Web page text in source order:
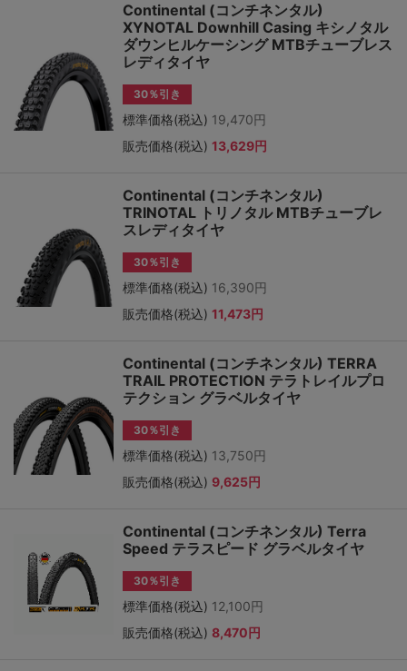
Continental (コンチネンタル)
XYNOTAL Downhill Casing キシノタル
ダウンヒルケーシング MTBチューブレス
レディタイヤ
30％引き
標準価格(税込) 19,470円
販売価格(税込) 13,629円
Continental (コンチネンタル)
TRINOTAL トリノタル MTBチューブレ
スレディタイヤ
30％引き
標準価格(税込) 16,390円
販売価格(税込) 11,473円
Continental (コンチネンタル) TERRA
TRAIL PROTECTION テラトレイルプロ
テクション グラベルタイヤ
30％引き
標準価格(税込) 13,750円
販売価格(税込) 9,625円
Continental (コンチネンタル) Terra
Speed テラスピード グラベルタイヤ
30％引き
標準価格(税込) 12,100円
販売価格(税込) 8,470円